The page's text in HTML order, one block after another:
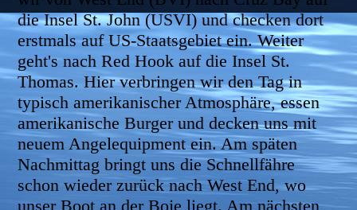
die Insel St. John (USVI) und checken dort
erstmals auf US-Staatsgebiet ein. Weiter
geht's nach Red Hook auf die Insel St.
Thomas. Hier verbringen wir den Tag in
typisch amerikanischer Atmosphäre, essen
amerikanische Burger und decken uns mit
neuem Angelequipment ein. Am späten
Nachmittag bringt uns die Schnellfähre
schon wieder zurück nach West End, wo
unser Boot an der Boje liegt. Am nächsten